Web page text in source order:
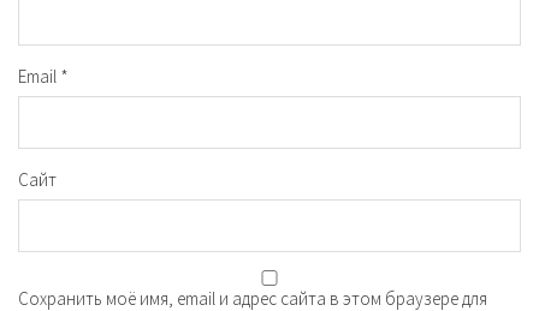
Email *
Сайт
Сохранить моё имя, email и адрес сайта в этом браузере для